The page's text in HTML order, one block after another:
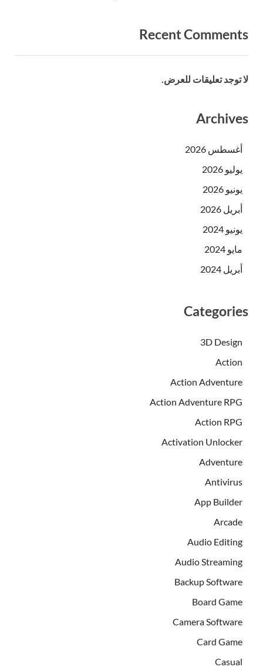
Recent Comments
لا توجد تعليقات للعرض.
Archives
أغسطس 2026
يوليو 2026
يونيو 2026
أبريل 2026
يونيو 2024
مايو 2024
أبريل 2024
Categories
3D Design
Action
Action Adventure
Action Adventure RPG
Action RPG
Activation Unlocker
Adventure
Antivirus
App Builder
Arcade
Audio Editing
Audio Streaming
Backup Software
Board Game
Camera Software
Card Game
Casual